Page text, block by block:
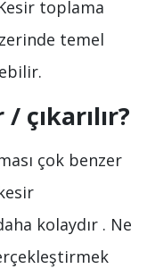
toplama
temel
çıkarılır?
çok benzer
kolaydır . Ne